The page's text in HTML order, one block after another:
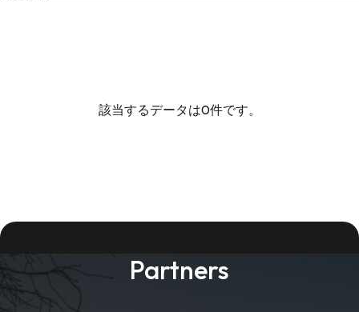
該当するデータは0件です。
Partners